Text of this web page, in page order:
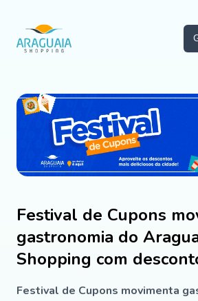
Festival de Cupons
gastronomia do
Shopping com
Festival de Cupons movimenta